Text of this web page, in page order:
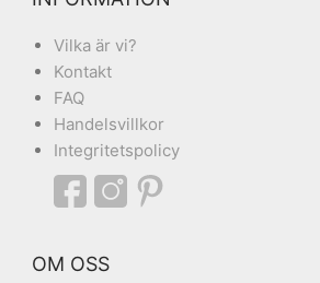
Vilka är vi?
Kontakt
FAQ
Handelsvillkor
Integritetspolicy
OM OSS